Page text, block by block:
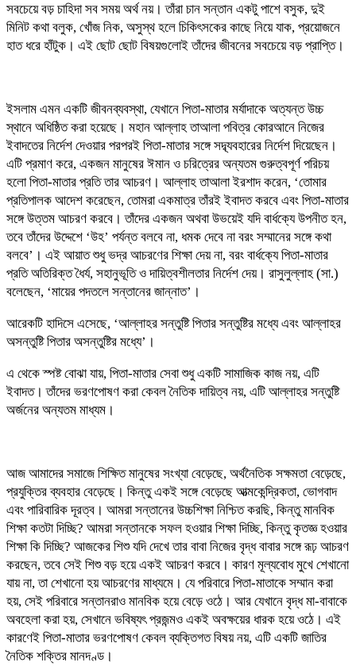
সবচেয়ে বড় চাহিদা সব সময় অর্থ নয়। তাঁরা চান সন্তান একটু পাশে বসুক, দুই
মিনিট কথা বলুক, খোঁজ নিক, অসুস্থ হলে চিকিৎসকের কাছে নিয়ে যাক, প্রয়োজনে
হাত ধরে হাঁটুক। এই ছোট ছোট বিষয়গুলোই তাঁদের জীবনের সবচেয়ে বড় প্রাপ্তি।
ইসলাম এমন একটি জীবনব্যবস্থা, যেখানে পিতা-মাতার মর্যাদাকে অত্যন্ত উচ্চ
স্থানে অধিষ্ঠিত করা হয়েছে। মহান আল্লাহ তাআলা পবিত্র কোরআনে নিজের
ইবাদতের নির্দেশ দেওয়ার পরপরই পিতা-মাতার সঙ্গে সদ্ব্যবহারের নির্দেশ দিয়েছেন।
এটি প্রমাণ করে, একজন মানুষের ঈমান ও চরিত্রের অন্যতম গুরুত্বপূর্ণ পরিচয়
হলো পিতা-মাতার প্রতি তার আচরণ। আল্লাহ তাআলা ইরশাদ করেন, ‘তোমার
প্রতিপালক আদেশ করেছেন, তোমরা একমাত্র তাঁরই ইবাদত করবে এবং পিতা-মাতার
সঙ্গে উত্তম আচরণ করবে। তাঁদের একজন অথবা উভয়েই যদি বার্ধক্যে উপনীত হন,
তবে তাঁদের উদ্দেশে ‘উহ’ পর্যন্ত বলবে না, ধমক দেবে না বরং সম্মানের সঙ্গে কথা
বলবে’। এই আয়াত শুধু ভদ্র আচরণের শিক্ষা দেয় না, বরং বার্ধক্যে পিতা-মাতার
প্রতি অতিরিক্ত ধৈর্য, সহানুভূতি ও দায়িত্বশীলতার নির্দেশ দেয়। রাসুলুল্লাহ (সা.)
বলেছেন, ‘মায়ের পদতলে সন্তানের জান্নাত’।
আরেকটি হাদিসে এসেছে, ‘আল্লাহর সন্তুষ্টি পিতার সন্তুষ্টির মধ্যে এবং আল্লাহর
অসন্তুষ্টি পিতার অসন্তুষ্টির মধ্যে’।
এ থেকে স্পষ্ট বোঝা যায়, পিতা-মাতার সেবা শুধু একটি সামাজিক কাজ নয়, এটি
ইবাদত। তাঁদের ভরণপোষণ করা কেবল নৈতিক দায়িত্ব নয়, এটি আল্লাহর সন্তুষ্টি
অর্জনের অন্যতম মাধ্যম।
আজ আমাদের সমাজে শিক্ষিত মানুষের সংখ্যা বেড়েছে, অর্থনৈতিক সক্ষমতা বেড়েছে,
প্রযুক্তির ব্যবহার বেড়েছে। কিন্তু একই সঙ্গে বেড়েছে আত্মকেন্দ্রিকতা, ভোগবাদ
এবং পারিবারিক দূরত্ব। আমরা সন্তানের উচ্চশিক্ষা নিশ্চিত করছি, কিন্তু মানবিক
শিক্ষা কতটা দিচ্ছি? আমরা সন্তানকে সফল হওয়ার শিক্ষা দিচ্ছি, কিন্তু কৃতজ্ঞ হওয়ার
শিক্ষা কি দিচ্ছি? আজকের শিশু যদি দেখে তার বাবা নিজের বৃদ্ধ বাবার সঙ্গে রূঢ় আচরণ
করছেন, তবে সেই শিশু বড় হয়ে একই আচরণ করবে। কারণ মূল্যবোধ মুখে শেখানো
যায় না, তা শেখানো হয় আচরণের মাধ্যমে। যে পরিবারে পিতা-মাতাকে সম্মান করা
হয়, সেই পরিবারে সন্তানরাও মানবিক হয়ে বেড়ে ওঠে। আর যেখানে বৃদ্ধ মা-বাবাকে
অবহেলা করা হয়, সেখানে ভবিষ্যৎ প্রজন্মও একই অবক্ষয়ের ধারক হয়ে ওঠে। এই
কারণেই পিতা-মাতার ভরণপোষণ কেবল ব্যক্তিগত বিষয় নয়, এটি একটি জাতির
নৈতিক শক্তির মানদণ্ড।